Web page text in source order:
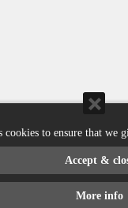
cookies to ensure that we
Accept &
More info